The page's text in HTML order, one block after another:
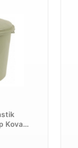
Kovası